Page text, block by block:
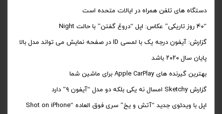
دستگاه های تلفن همراه در ایالات متحده است
“۴۰ روز تاریکی” عکاس: اپل “دروغ گفتن” با حالت Night
گزارش: آیفون درجه یک با لمسی ID در صفحه نمایش می تواند مدل بالا
پایان سال ۲۰۲۰ باشد
بهترین گیرنده های Apple CarPlay برای ماشین شما
گزارش Sketchy امسال نه یکی بلکه دو مدل “آیفون ۹” دارد
اپل با ویدئوی جدید “آتش و یخ” سری فوق العاده “Shot on iPhone